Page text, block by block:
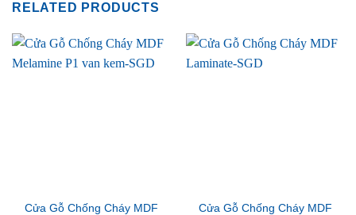
RELATED PRODUCTS
Cửa Gỗ Chống Cháy MDF
Cửa Gỗ Chống Cháy MDF